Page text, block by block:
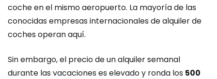
coche en el mismo aeropuerto. La mayoría de las
conocidas empresas internacionales de alquiler de
coches operan aquí.
Sin embargo, el precio de un alquiler semanal
durante las vacaciones es elevado y ronda los 500